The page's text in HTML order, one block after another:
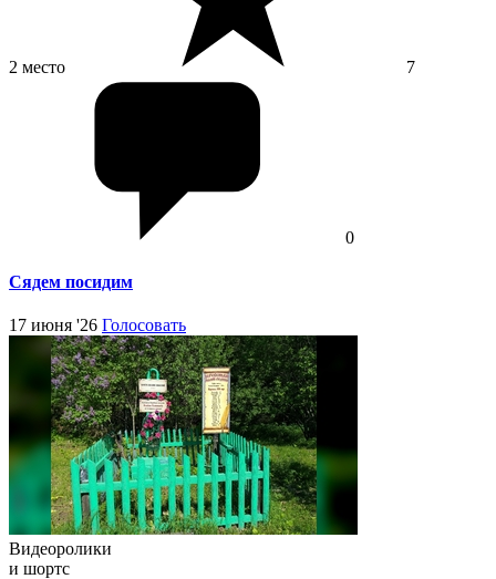
2 место 7
0
Сядем посидим
17 июня '26 Голосовать
Видеоролики
и шортс